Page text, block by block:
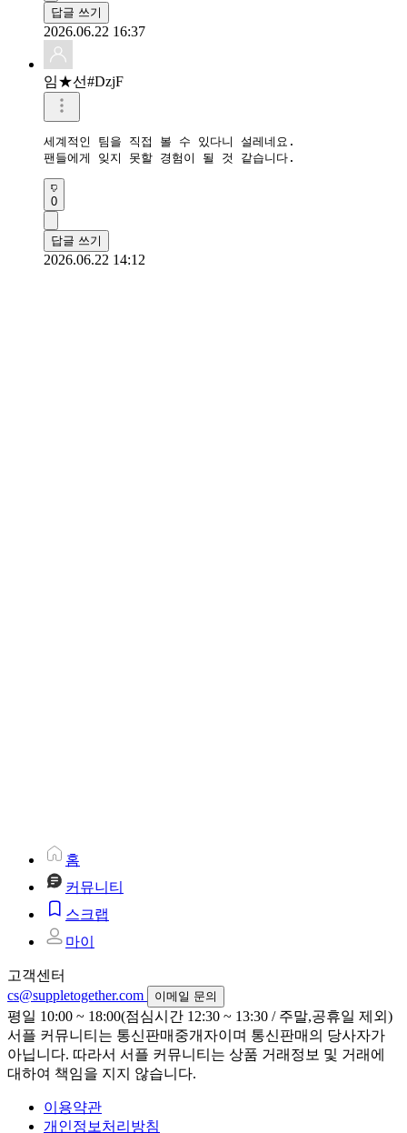
답글 쓰기
2026.06.22 16:37
임★선#DzjF
세계적인 팀을 직접 볼 수 있다니 설레네요.
팬들에게 잊지 못할 경험이 될 것 같습니다.
0
답글 쓰기
2026.06.22 14:12
홈
커뮤니티
스크랩
마이
고객센터
cs@suppletogether.com
이메일 문의
평일 10:00 ~ 18:00(점심시간 12:30 ~ 13:30 / 주말,공휴일 제외)
서플 커뮤니티는 통신판매중개자이며 통신판매의 당사자가
아닙니다. 따라서 서플 커뮤니티는 상품 거래정보 및 거래에
대하여 책임을 지지 않습니다.
이용약관
개인정보처리방침